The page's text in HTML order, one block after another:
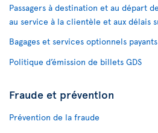
Passagers à destination et au départ
au service à la clientèle et aux délais
Bagages et services optionnels payants
Politique d’émission de billets GDS
Fraude et prévention
Prévention de la fraude